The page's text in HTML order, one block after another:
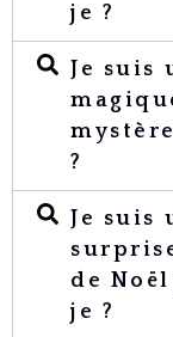
je ?
Je suis
?
Je suis
de
je ?